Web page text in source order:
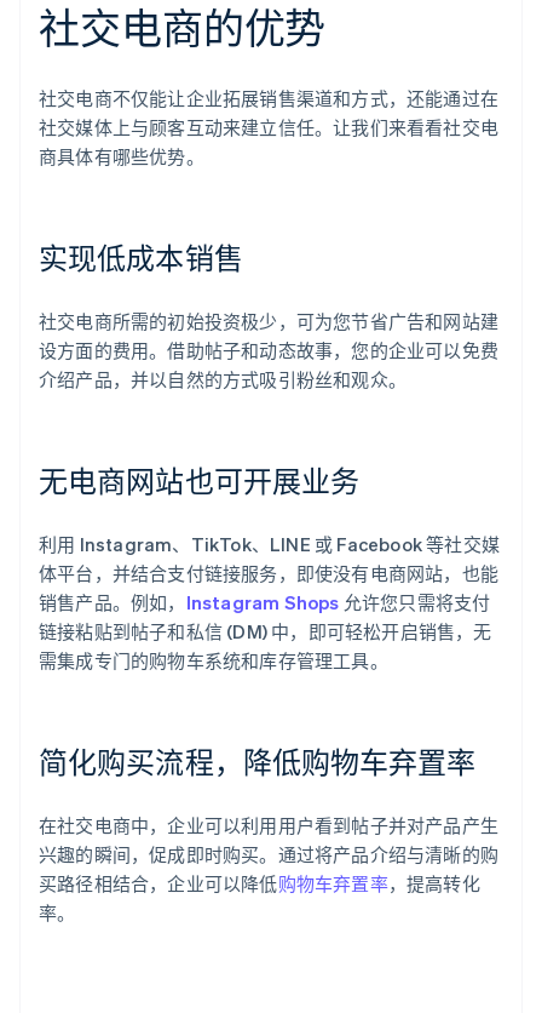
社交电商的优势
社交电商不仅能让企业拓展销售渠道和方式，还能通过在
社交媒体上与顾客互动来建立信任。让我们来看看社交电
商具体有哪些优势。
实现低成本销售
社交电商所需的初始投资极少，可为您节省广告和网站建
设方面的费用。借助帖子和动态故事，您的企业可以免费
介绍产品，并以自然的方式吸引粉丝和观众。
无电商网站也可开展业务
利用 Instagram、TikTok、LINE 或 Facebook 等社交媒
体平台，并结合支付链接服务，即使没有电商网站，也能
销售产品。例如， Instagram Shops 允许您只需将支付
链接粘贴到帖子和私信 (DM) 中，即可轻松开启销售，无
需集成专门的购物车系统和库存管理工具。
简化购买流程，降低购物车弃置率
在社交电商中，企业可以利用用户看到帖子并对产品产生
兴趣的瞬间，促成即时购买。通过将产品介绍与清晰的购
买路径相结合，企业可以降低购物车弃置率，提高转化
率。